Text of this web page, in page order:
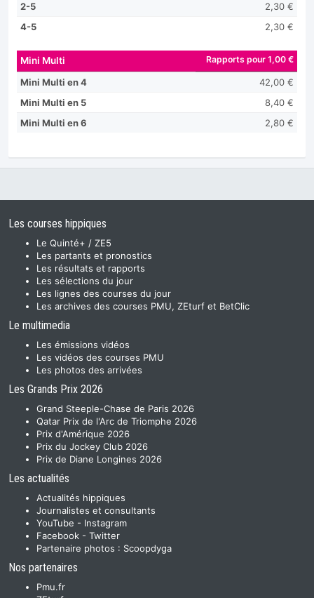
2-5
2,30 €
4-5
2,30 €
Mini Multi Rapports pour 1,00 €
Mini Multi en 4
42,00 €
Mini Multi en 5
8,40 €
Mini Multi en 6
2,80 €
Les courses hippiques
Le Quinté+ / ZE5
Les partants et pronostics
Les résultats et rapports
Les sélections du jour
Les lignes des courses du jour
Les archives des courses PMU, ZEturf et BetClic
Le multimedia
Les émissions vidéos
Les vidéos des courses PMU
Les photos des arrivées
Les Grands Prix 2026
Grand Steeple-Chase de Paris 2026
Qatar Prix de l'Arc de Triomphe 2026
Prix d'Amérique 2026
Prix du Jockey Club 2026
Prix de Diane Longines 2026
Les actualités
Actualités hippiques
Journalistes et consultants
YouTube - Instagram
Facebook - Twitter
Partenaire photos : Scoopdyga
Nos partenaires
Pmu.fr